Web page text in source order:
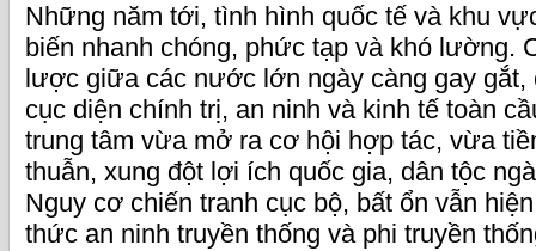
Những năm tới, tình hình quốc tế và khu
biến nhanh chóng, phức tạp và khó lường.
lược giữa các nước lớn ngày càng gay gắt,
cục diện chính trị, an ninh và kinh tế toàn
trung tâm vừa mở ra cơ hội hợp tác, vừa
thuẫn, xung đột lợi ích quốc gia, dân tộc
Nguy cơ chiến tranh cục bộ, bất ổn vẫn
thức an ninh truyền thống và phi truyền